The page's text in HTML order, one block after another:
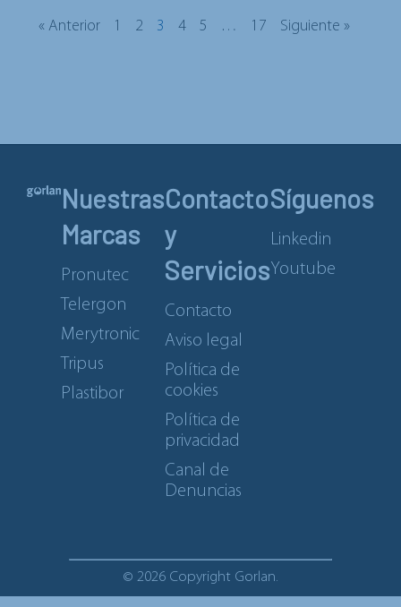
« Anterior 1 2 3 4 5 … 17 Siguiente »
Nuestras
Marcas
Pronutec
Telergon
Merytronic
Tripus
Plastibor
Contacto
y
Servicios
Contacto
Aviso legal
Política de
cookies
Política de
privacidad
Canal de
Denuncias
Síguenos
Linkedin
Youtube
© 2026 Copyright Gorlan.